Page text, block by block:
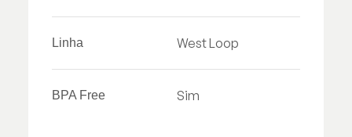
Linha West Loop
BPA Free Sim